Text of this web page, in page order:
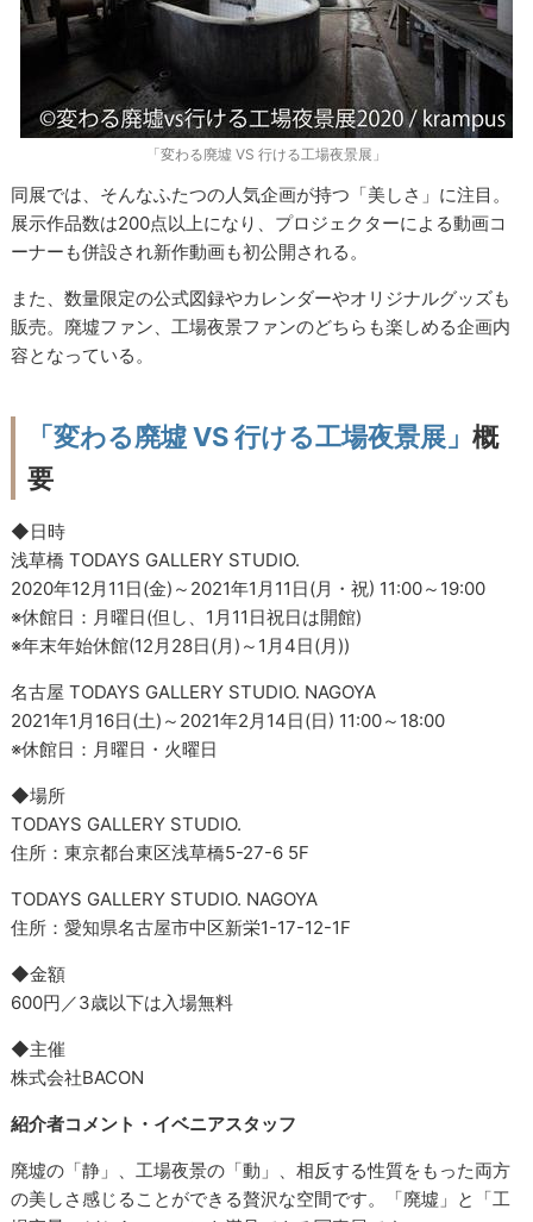
「変わる廃墟 VS 行ける工場夜景展」
同展では、そんなふたつの人気企画が持つ「美しさ」に注目。
展示作品数は200点以上になり、プロジェクターによる動画コ
ーナーも併設され新作動画も初公開される。
また、数量限定の公式図録やカレンダーやオリジナルグッズも
販売。廃墟ファン、工場夜景ファンのどちらも楽しめる企画内
容となっている。
「変わる廃墟 VS 行ける工場夜景展」概
要
◆日時
浅草橋 TODAYS GALLERY STUDIO.
2020年12月11日(金)～2021年1月11日(月・祝) 11:00～19:00
※休館日：月曜日(但し、1月11日祝日は開館)
※年末年始休館(12月28日(月)～1月4日(月))
名古屋 TODAYS GALLERY STUDIO. NAGOYA
2021年1月16日(土)～2021年2月14日(日) 11:00～18:00
※休館日：月曜日・火曜日
◆場所
TODAYS GALLERY STUDIO.
住所：東京都台東区浅草橋5-27-6 5F
TODAYS GALLERY STUDIO. NAGOYA
住所：愛知県名古屋市中区新栄1-17-12-1F
◆金額
600円／3歳以下は入場無料
◆主催
株式会社BACON
紹介者コメント・イベニアスタッフ
廃墟の「静」、工場夜景の「動」、相反する性質をもった両方
の美しさ感じることができる贅沢な空間です。「廃墟」と「工